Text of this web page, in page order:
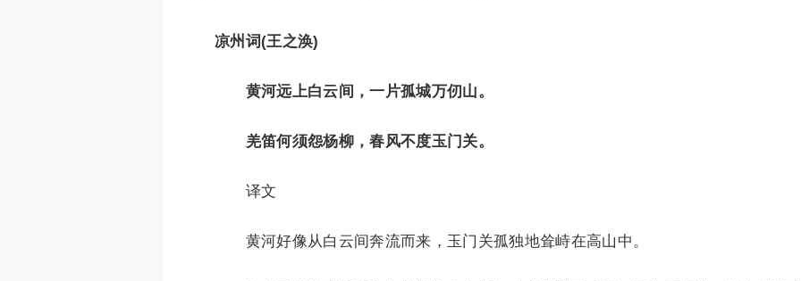
凉州词(王之涣)
黄河远上白云间，一片孤城万仞山。
羌笛何须怨杨柳，春风不度玉门关。
译文
黄河好像从白云间奔流而来，玉门关孤独地耸峙在高山中。